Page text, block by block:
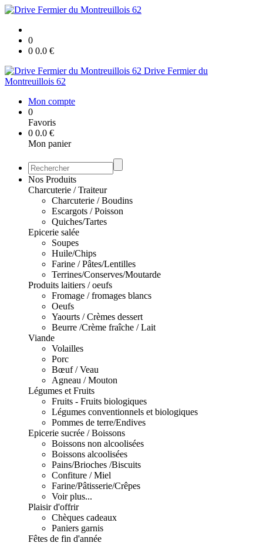
0
0 0.0 €
Drive Fermier du
Montreuillois 62
Mon compte
0
Favoris
0 0.0 €
Mon panier
Nos Produits
Charcuterie / Traiteur
Charcuterie / Boudins
Escargots / Poisson
Quiches/Tartes
Epicerie salée
Soupes
Huile/Chips
Farine / Pâtes/Lentilles
Terrines/Conserves/Moutarde
Produits laitiers / oeufs
Fromage / fromages blancs
Oeufs
Yaourts / Crèmes dessert
Beurre /Crème fraîche / Lait
Viande
Volailles
Porc
Bœuf / Veau
Agneau / Mouton
Légumes et Fruits
Fruits - Fruits biologiques
Légumes conventionnels et biologiques
Pommes de terre/Endives
Epicerie sucrée / Boissons
Boissons non alcoolisées
Boissons alcoolisées
Pains/Brioches /Biscuits
Confiture / Miel
Farine/Pâtisserie/Crêpes
Voir plus...
Plaisir d'offrir
Chèques cadeaux
Paniers garnis
Fêtes de fin d'année